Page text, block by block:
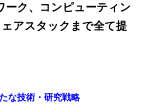
ーク、コンピューティン
アスタックまで全て提
な技術・研究戦略